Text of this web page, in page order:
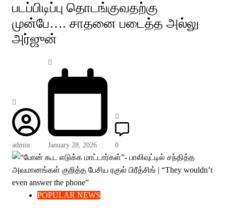
படப்பிடிப்பு தொடங்குவதற்கு
முன்பே…. சாதனை படைத்த அல்லு
அர்ஜுன்
admin January 28, 2026 0
POPULAR NEWS